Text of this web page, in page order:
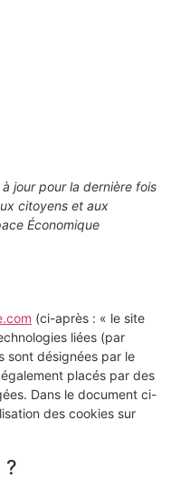
jour pour la dernière fois
citoyens et aux
Économique
(ci-après : « le site
liées (par
sont désignées par le
placés par des
Dans le document ci-
des cookies sur
?